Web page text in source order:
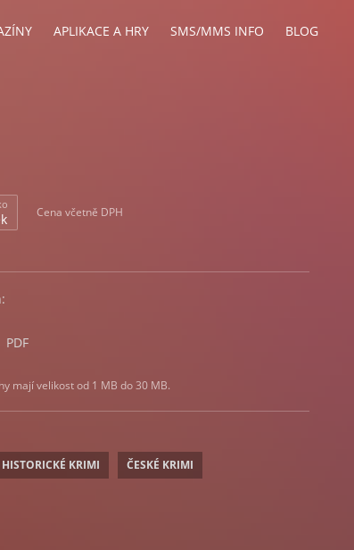
APLIKACE A HRY SMS/MMS INFO BLOG
Cena včetně DPH
PDF
mají velikost od 1 MB do 30 MB.
HISTORICKÉ KRIMI ČESKÉ KRIMI